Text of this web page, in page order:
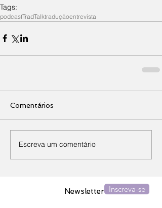
Tags:
podcastTradTalktraduçãoentrevista
Comentários
Escreva um comentário
Inscreva-se
Newsletter